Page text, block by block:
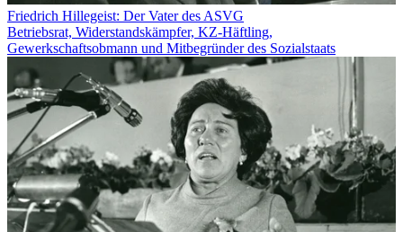
Friedrich Hillegeist: Der Vater des ASVG
Betriebsrat, Widerstandskämpfer, KZ-Häftling,
Gewerkschaftsobmann und Mitbegründer des Sozialstaats